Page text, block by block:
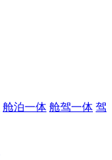
舱泊一体 舱驾一体 驾